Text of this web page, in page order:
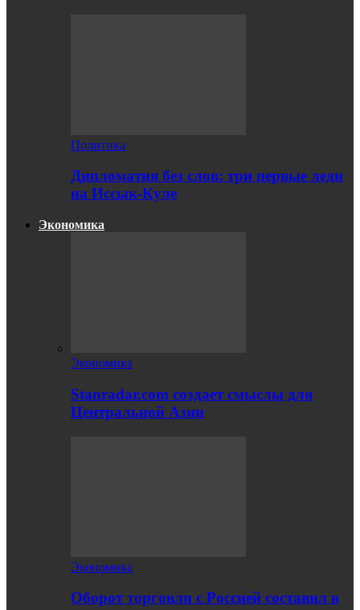
Политика
Дипломатия без слов: три первые леди
на Иссык-Куле
Экономика
Экономика
Stanradar.com создает смыслы для
Центральной Азии
Экономика
Оборот торговли с Россией составил в